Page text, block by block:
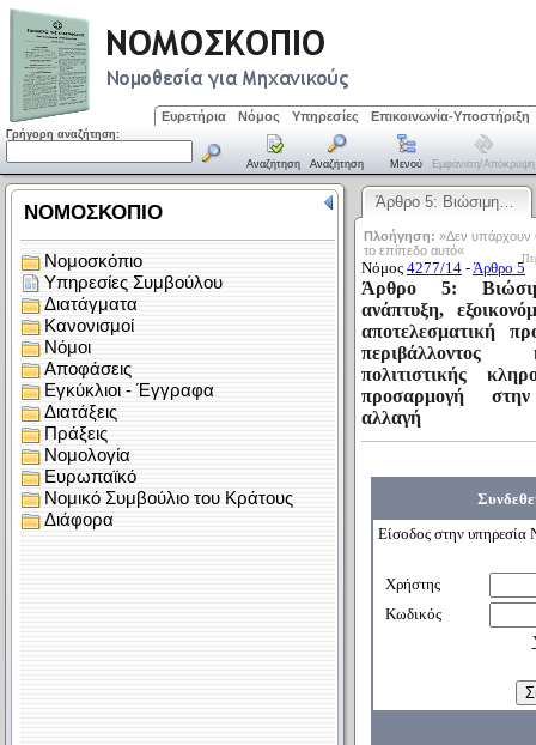
Ευρετήρια Νόμος Υπηρεσίες Επικοινωνία-Υποστήριξη
Γρήγορη αναζήτηση:
Αναζήτηση Αναζήτηση Μενού Εμφάνιση/απόκρυψη
Άρθρο 5: Βιώσιμη…